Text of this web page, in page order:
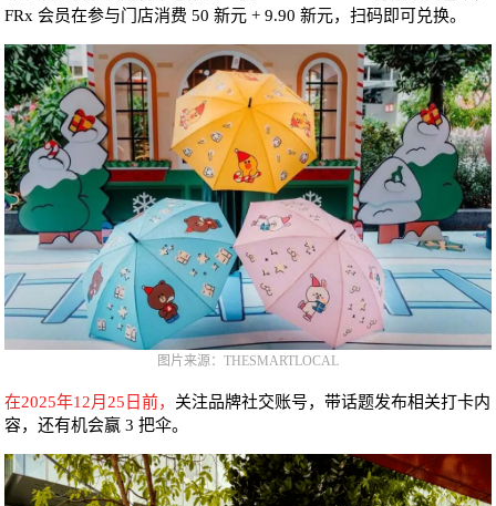
FRx 会员在参与门店消费 50 新元 + 9.90 新元，扫码即可兑换。
图片来源：THESMARTLOCAL
在2025年12月25日前， 关注品牌社交账号，带话题发布相关打卡内
容，还有机会赢 3 把伞。